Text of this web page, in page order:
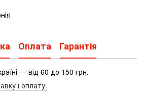
Оплата Гарантія
— від 60 до 150 грн.
і оплату.